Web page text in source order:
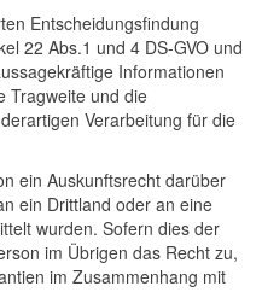
Entscheidungsfindung
22 Abs.1 und 4 DS-GVO und
Informationen
Tragweite und die
Verarbeitung für die
ein Auskunftsrecht darüber
ein Drittland oder an eine
wurden. Sofern dies der
im Übrigen das Recht zu,
im Zusammenhang mit